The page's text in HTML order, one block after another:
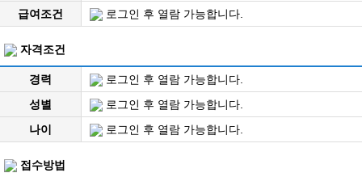
급여조건
로그인 후 열람 가능합니다.
자격조건
경력
로그인 후 열람 가능합니다.
성별
로그인 후 열람 가능합니다.
나이
로그인 후 열람 가능합니다.
접수방법